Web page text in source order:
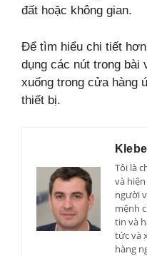
đất hoặc không gian.
Để tìm hiểu chi tiết
dụng các nút trong bài
xuống trong cửa hàng
thiết bị.
Tôi là
và
người
mệnh
tin và
tức và
hàng